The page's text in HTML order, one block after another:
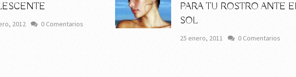
2012 0 Comentarios
PARA TU ROSTRO ANTE
SOL
25 enero, 2011 0 Comentarios